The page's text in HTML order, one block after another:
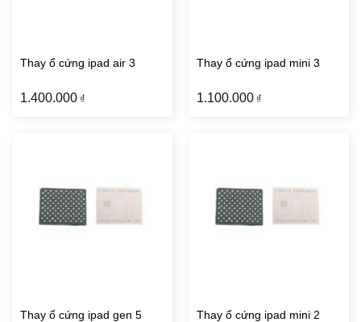
Thay ổ cứng ipad air 3
1.400.000 ₫
Thay ổ cứng ipad mini 3
1.100.000 ₫
Thay ổ cứng ipad gen 5 Thay ổ cứng ipad mini 2